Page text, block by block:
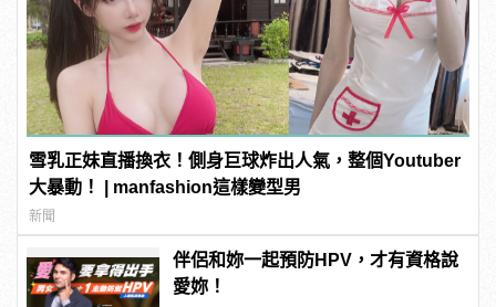
雪乳正妹直播換衣！側身巨球炸出人氣，整個Youtuber
大暴動！ | manfashion這樣變型男
新聞
伴侶和妳一起預防HPV，才有資格說
愛妳！